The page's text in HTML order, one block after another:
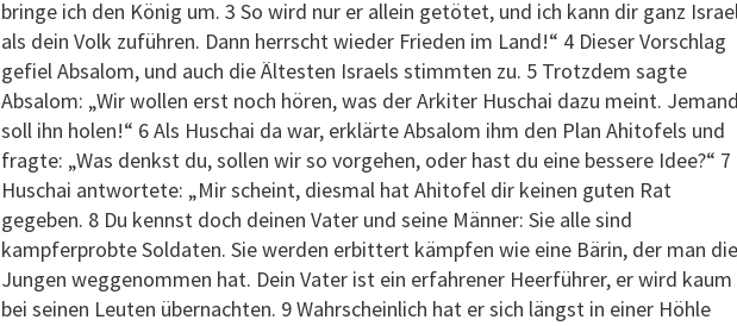
bringe ich den König um. 3 So wird nur er allein getötet, und ich kann dir ganz
als dein Volk zuführen. Dann herrscht wieder Frieden im Land!“ 4 Dieser Vorschlag
gefiel Absalom, und auch die Ältesten Israels stimmten zu. 5 Trotzdem sagte
Absalom: „Wir wollen erst noch hören, was der Arkiter Huschai dazu meint.
soll ihn holen!“ 6 Als Huschai da war, erklärte Absalom ihm den Plan Ahitofels und
fragte: „Was denkst du, sollen wir so vorgehen, oder hast du eine bessere Idee?“ 7
Huschai antwortete: „Mir scheint, diesmal hat Ahitofel dir keinen guten Rat
gegeben. 8 Du kennst doch deinen Vater und seine Männer: Sie alle sind
kampferprobte Soldaten. Sie werden erbittert kämpfen wie eine Bärin, der man die
Jungen weggenommen hat. Dein Vater ist ein erfahrener Heerführer, er wird kaum
bei seinen Leuten übernachten. 9 Wahrscheinlich hat er sich längst in einer Höhle